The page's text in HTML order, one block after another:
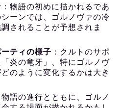
：物語の初めに描かれるであ
ーンでは、ゴルノヴァの冷
されることが予想されま
ティの様子 ：クルトのサポ
炎の竜牙」、特にゴルノヴ
のように変化するかは大き
物語の進行とともに、ゴルノ